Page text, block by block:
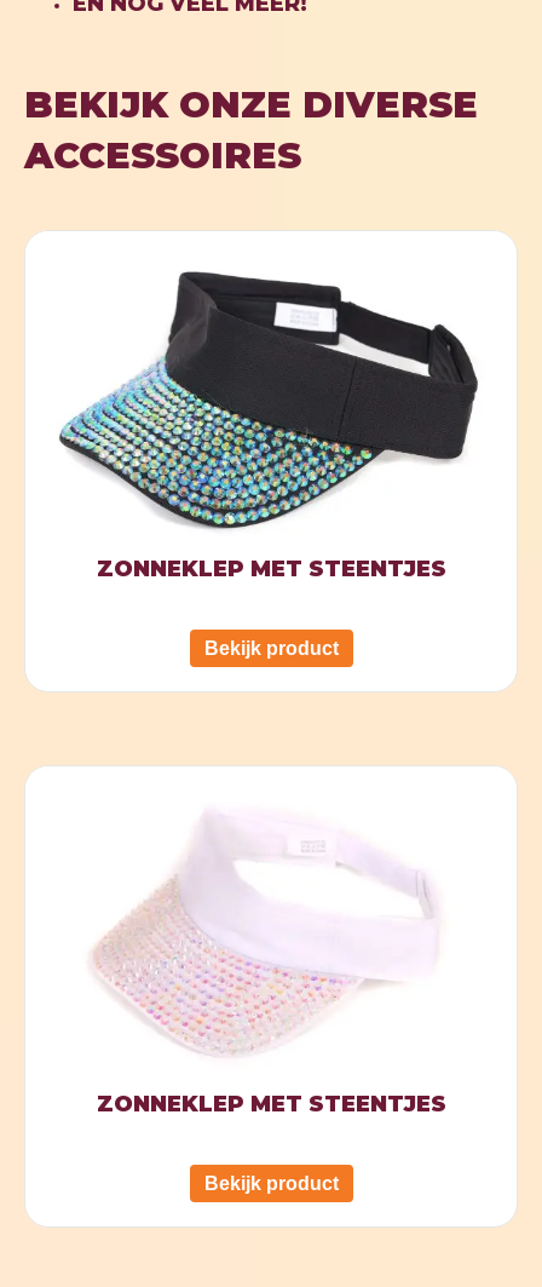
BEKIJK ONZE DIVERSE
ACCESSOIRES
ZONNEKLEP MET STEENTJES
Bekijk product
ZONNEKLEP MET STEENTJES
Bekijk product